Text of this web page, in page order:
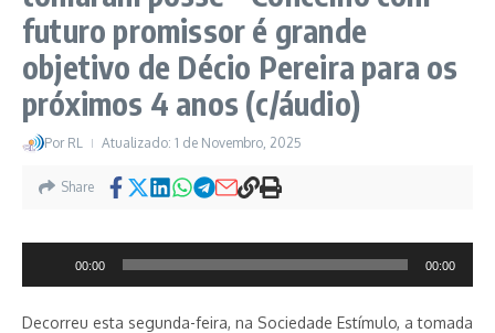
futuro promissor é grande
objetivo de Décio Pereira para os
próximos 4 anos (c/áudio)
Por RL Atualizado: 1 de Novembro, 2025
Share
00:00 00:00
Decorreu esta segunda-feira, na Sociedade Estímulo, a tomada